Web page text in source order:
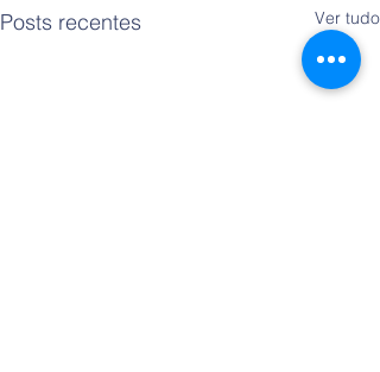
Posts recentes Ver tudo